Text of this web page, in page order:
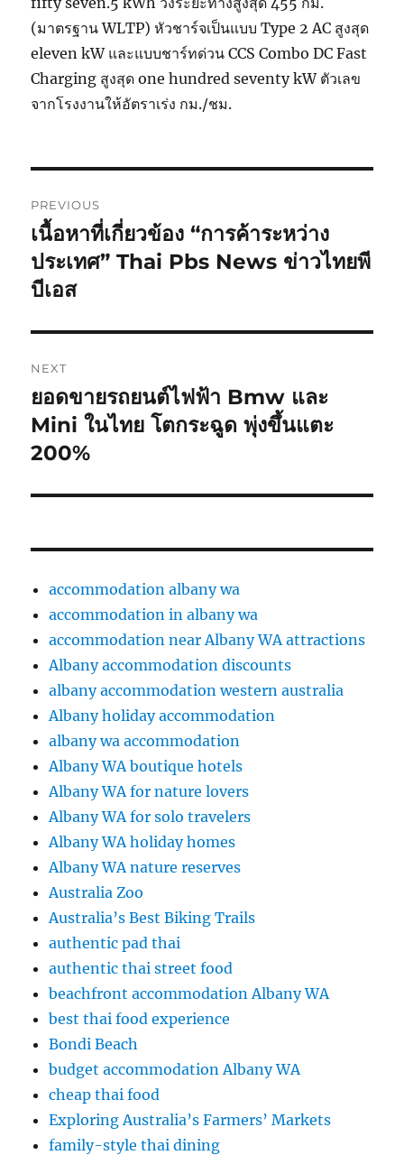
(มาตรฐาน WLTP) หัวชาร์จเป็นแบบ Type 2 AC สูงสุด
eleven kW และแบบชาร์ทด่วน CCS Combo DC Fast
Charging สูงสุด one hundred seventy kW ตัวเลข
จากโรงงานให้อัตราเร่ง กม./ชม.
navigation
PREVIOUS
Previous
post:
เนื้อหาที่เกี่ยวข้อง “การค้าระหว่าง
ประเทศ” Thai Pbs News ข่าวไทยพี
บีเอส
NEXT
Next
post:
ยอดขายรถยนต์ไฟฟ้า Bmw และ
Mini ในไทย โตกระฉูด พุ่งขึ้นแตะ
200%
accommodation albany wa
accommodation in albany wa
accommodation near Albany WA attractions
Albany accommodation discounts
albany accommodation western australia
Albany holiday accommodation
albany wa accommodation
Albany WA boutique hotels
Albany WA for nature lovers
Albany WA for solo travelers
Albany WA holiday homes
Albany WA nature reserves
Australia Zoo
Australia’s Best Biking Trails
authentic pad thai
authentic thai street food
beachfront accommodation Albany WA
best thai food experience
Bondi Beach
budget accommodation Albany WA
cheap thai food
Exploring Australia’s Farmers’ Markets
family-style thai dining